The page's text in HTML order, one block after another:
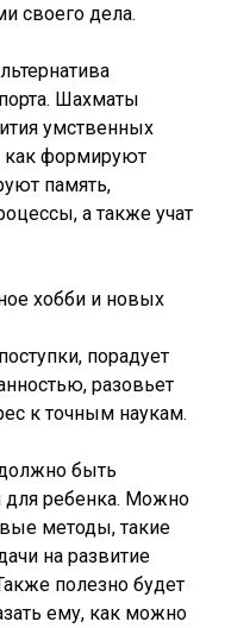
своего дела.⠀⠀
Шахматы
умственных
как формируют
память,
а также учат
хобби и новых
порадует
разовьет
к точным наукам.
быть
для ребенка. Можно
методы, такие
на развитие
полезно будет
ему, как можно